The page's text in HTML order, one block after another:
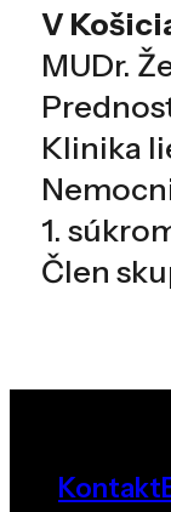
V
MUDr.
Klinika
1.
Člen
Kontakt